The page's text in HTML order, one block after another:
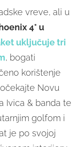
vreve, ali u
4* u
uključuje tri
, bogati
korištenje
Novu
Ivica & banda te
golfom i
je po svojoj